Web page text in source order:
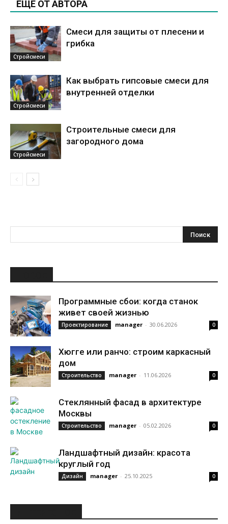
ЕЩЕ ОТ АВТОРА
Стройсмеси
Смеси для защиты от плесени и
грибка
Стройсмеси
Как выбрать гипсовые смеси для
внутренней отделки
Стройсмеси
Строительные смеси для
загородного дома
Программные сбои: когда станок
живет своей жизнью
Проектирование manager - 30.06.2026 0
Хюгге или ранчо: строим каркасный
дом
Строительство manager - 11.06.2026 0
Стеклянный фасад в архитектуре
Москвы
Строительство manager - 05.02.2026 0
Ландшафтный дизайн: красота
круглый год
Дизайн manager - 25.10.2025 0